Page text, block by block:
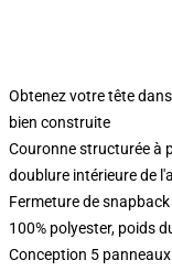
Obtenez votre tête
bien construite
Couronne structurée à
doublure intérieure de
Fermeture de
100% polyester, poids
Conception 5